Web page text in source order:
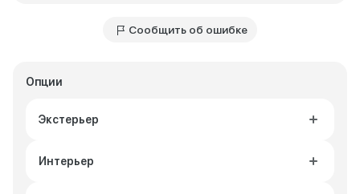
Опции
Экстерьер
Интерьер
Сообщить об ошибке